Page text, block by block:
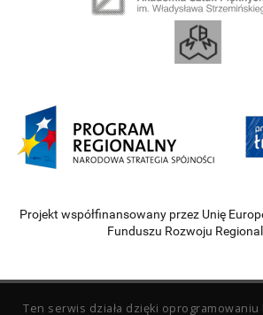
Projekt współfinansowany przez Unię
Funduszu Rozwoju
Ten serwis działa dzięki oprogramowaniu